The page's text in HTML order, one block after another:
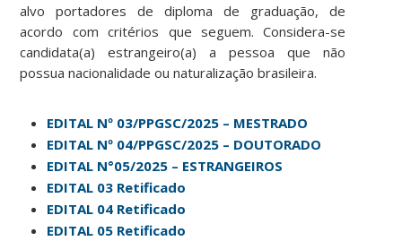
alvo portadores de diploma de graduação, de
acordo com critérios que seguem. Considera-se
candidata(a) estrangeiro(a) a pessoa que não
possua nacionalidade ou naturalização brasileira.
EDITAL Nº 03/PPGSC/2025 – MESTRADO
EDITAL Nº 04/PPGSC/2025 – DOUTORADO
EDITAL N°05/2025 – ESTRANGEIROS
EDITAL 03 Retificado
EDITAL 04 Retificado
EDITAL 05 Retificado